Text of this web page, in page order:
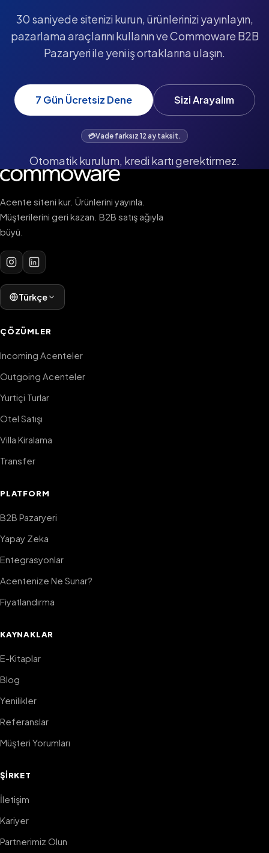
30 saniyede sitenizi kurun, ürünlerinizi yayınlayın,
pazarlama araçlarını kullanın ve Commoware B2B
Pazaryeri ile yeni iş ortaklarına ulaşın.
7 Gün Ücretsiz Dene Sizi Arayalım
💳Vade farksız 12 ay taksit.
Otomatik kurulum, kredi kartı gerektirmez.
Acente siteni kur. Ürünlerini yayınla.
Müşterilerini geri kazan. B2B satış ağıyla
büyü.
Türkçe
ÇÖZÜMLER
Incoming Acenteler
Outgoing Acenteler
Yurtiçi Turlar
Otel Satışı
Villa Kiralama
Transfer
PLATFORM
B2B Pazaryeri
Yapay Zeka
Entegrasyonlar
Acentenize Ne Sunar?
Fiyatlandırma
KAYNAKLAR
E-Kitaplar
Blog
Yenilikler
Referanslar
Müşteri Yorumları
ŞIRKET
İletişim
Kariyer
Partnerimiz Olun